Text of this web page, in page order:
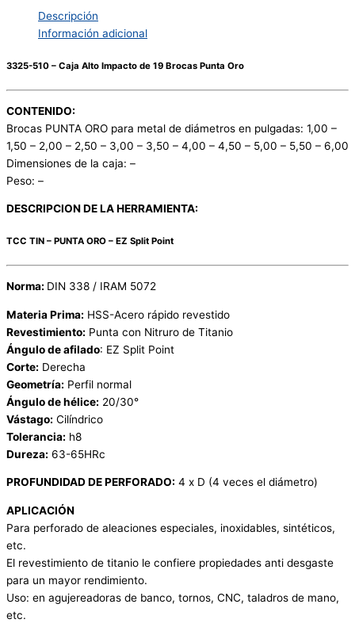
Descripción
Información adicional
3325-510 – Caja Alto Impacto de 19 Brocas Punta Oro
CONTENIDO:
Brocas PUNTA ORO para metal de diámetros en pulgadas: 1,00 –
1,50 – 2,00 – 2,50 – 3,00 – 3,50 – 4,00 – 4,50 – 5,00 – 5,50 – 6,00
Dimensiones de la caja: –
Peso: –
DESCRIPCION DE LA HERRAMIENTA:
TCC TIN – PUNTA ORO – EZ Split Point
Norma: DIN 338 / IRAM 5072
Materia Prima: HSS-Acero rápido revestido
Revestimiento: Punta con Nitruro de Titanio
Ángulo de afilado: EZ Split Point
Corte: Derecha
Geometría: Perfil normal
Ángulo de hélice: 20/30°
Vástago: Cilíndrico
Tolerancia: h8
Dureza: 63-65HRc
PROFUNDIDAD DE PERFORADO: 4 x D (4 veces el diámetro)
APLICACIÓN
Para perforado de aleaciones especiales, inoxidables, sintéticos,
etc.
El revestimiento de titanio le confiere propiedades anti desgaste
para un mayor rendimiento.
Uso: en agujereadoras de banco, tornos, CNC, taladros de mano,
etc.